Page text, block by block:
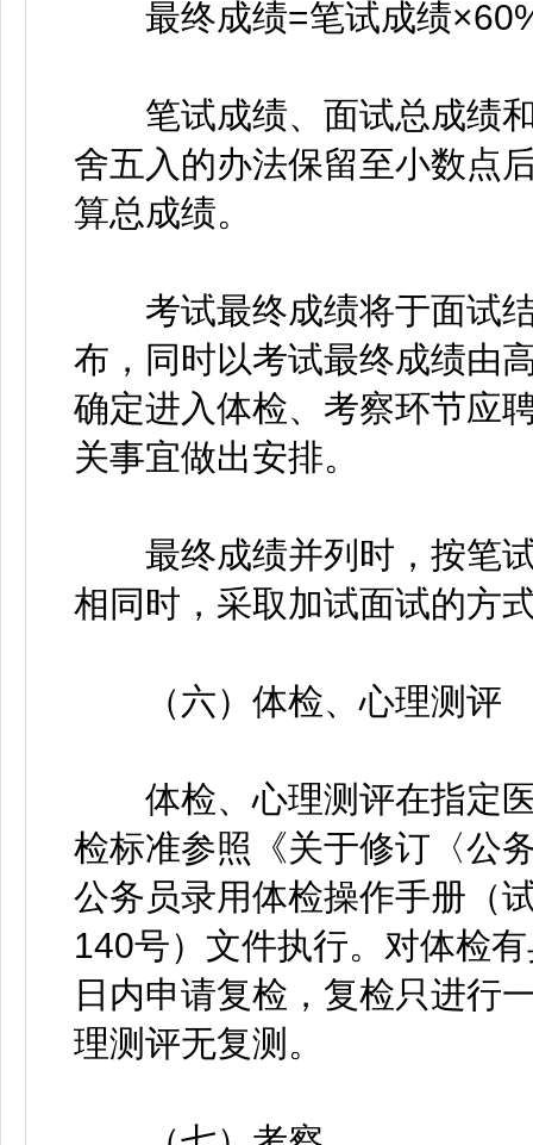
最终成绩=笔试成绩
笔试成绩、面试总成绩和
舍五入的办法保留至小数点
算总成绩。
考试最终成绩将于面试结
布，同时以考试最终成绩由
确定进入体检、考察环节应
关事宜做出安排。
最终成绩并列时，按笔试
相同时，采取加试面试的方
（六）体检、心理测评
体检、心理测评在指定医
检标准参照《关于修订〈公
公务员录用体检操作手册（
140号）文件执行。对体检
日内申请复检，复检只进行
理测评无复测。